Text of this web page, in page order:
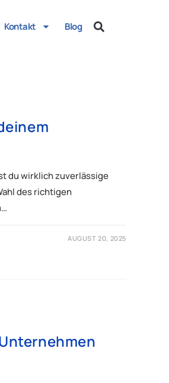
Kontakt Blog
du wirklich zuverlässige
des richtigen
AUGUST 20, 2025